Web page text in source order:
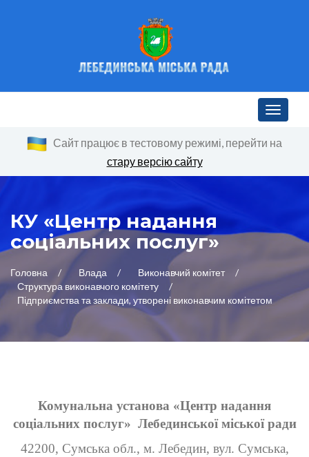
Toggle
Сайт працює в тестовому режимі, перейти на
стару версію сайту
КУ «Центр надання
соціальних послуг»
Головна Влада
Виконавчий комітет
Структура виконавчого комітету
Підприємства та заклади, утворені виконавчим комітетом
Комунальна установа «Центр надання
соціальних послуг» Лебединської міськоїради
42200, Сумська обл., м. Лебедин, вул. Сумська,